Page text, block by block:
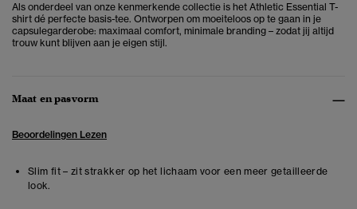
Als onderdeel van onze kenmerkende collectie is het Athletic Essential T-
shirt dé perfecte basis-tee. Ontworpen om moeiteloos op te gaan in je
capsulegarderobe: maximaal comfort, minimale branding – zodat jij altijd
trouw kunt blijven aan je eigen stijl.
Maat en pasvorm
Beoordelingen Lezen
Slim fit – zit strakker op het lichaam voor een meer getailleerde
look.